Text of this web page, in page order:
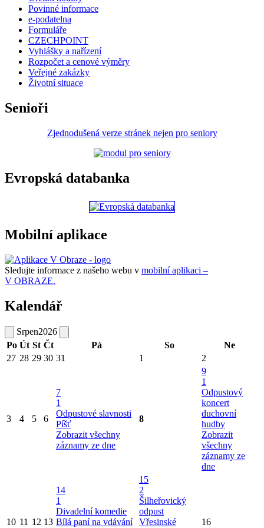
Povinné informace
e-podatelna
Formuláře
CZECHPOINT
Vyhlášky a nařízení
Rozpočet a cenové výměry
Veřejné zakázky
Životní situace
Senioři
Zjednodušená verze stránek nejen pro seniory
Evropská databanka
Mobilní aplikace
Sledujte informace z našeho webu v mobilní aplikaci –
V OBRAZE.
Kalendář
Srpen2026
Po Út St Čt Pá So
Ne
27 28 29 30 31 1 2
3 4 5 6
7
1
Odpustové slavnosti
Píšť
Zobrazit všechny
záznamy ze dne
8
9
1
Odpustový
koncert
duchovní
hudby
Zobrazit
všechny
záznamy ze
dne
10 11 12 13
14
1
Divadelní komedie
Bílá paní na vdávání
15
2
Šilheřovický
odpust
Vřesinské
16